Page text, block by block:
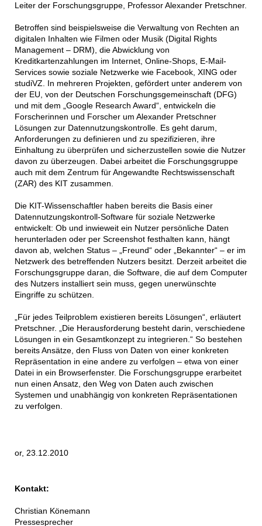
Leiter der Forschungsgruppe, Professor Alexander Pretschner.
Betroffen sind beispielsweise die Verwaltung von Rechten an
digitalen Inhalten wie Filmen oder Musik (Digital Rights
Management – DRM), die Abwicklung von
Kreditkartenzahlungen im Internet, Online-Shops, E-Mail-
Services sowie soziale Netzwerke wie Facebook, XING oder
studiVZ. In mehreren Projekten, gefördert unter anderem von
der EU, von der Deutschen Forschungsgemeinschaft (DFG)
und mit dem „Google Research Award“, entwickeln die
Forscherinnen und Forscher um Alexander Pretschner
Lösungen zur Datennutzungskontrolle. Es geht darum,
Anforderungen zu definieren und zu spezifizieren, ihre
Einhaltung zu überprüfen und sicherzustellen sowie die Nutzer
davon zu überzeugen. Dabei arbeitet die Forschungsgruppe
auch mit dem Zentrum für Angewandte Rechtswissenschaft
(ZAR) des KIT zusammen.
Die KIT-Wissenschaftler haben bereits die Basis einer
Datennutzungskontroll-Software für soziale Netzwerke
entwickelt: Ob und inwieweit ein Nutzer persönliche Daten
herunterladen oder per Screenshot festhalten kann, hängt
davon ab, welchen Status – „Freund“ oder „Bekannter“ – er im
Netzwerk des betreffenden Nutzers besitzt. Derzeit arbeitet die
Forschungsgruppe daran, die Software, die auf dem Computer
des Nutzers installiert sein muss, gegen unerwünschte
Eingriffe zu schützen.
„Für jedes Teilproblem existieren bereits Lösungen“, erläutert
Pretschner. „Die Herausforderung besteht darin, verschiedene
Lösungen in ein Gesamtkonzept zu integrieren.“ So bestehen
bereits Ansätze, den Fluss von Daten von einer konkreten
Repräsentation in eine andere zu verfolgen – etwa von einer
Datei in ein Browserfenster. Die Forschungsgruppe erarbeitet
nun einen Ansatz, den Weg von Daten auch zwischen
Systemen und unabhängig von konkreten Repräsentationen
zu verfolgen.
or, 23.12.2010
Kontakt:
Christian Könemann
Pressesprecher